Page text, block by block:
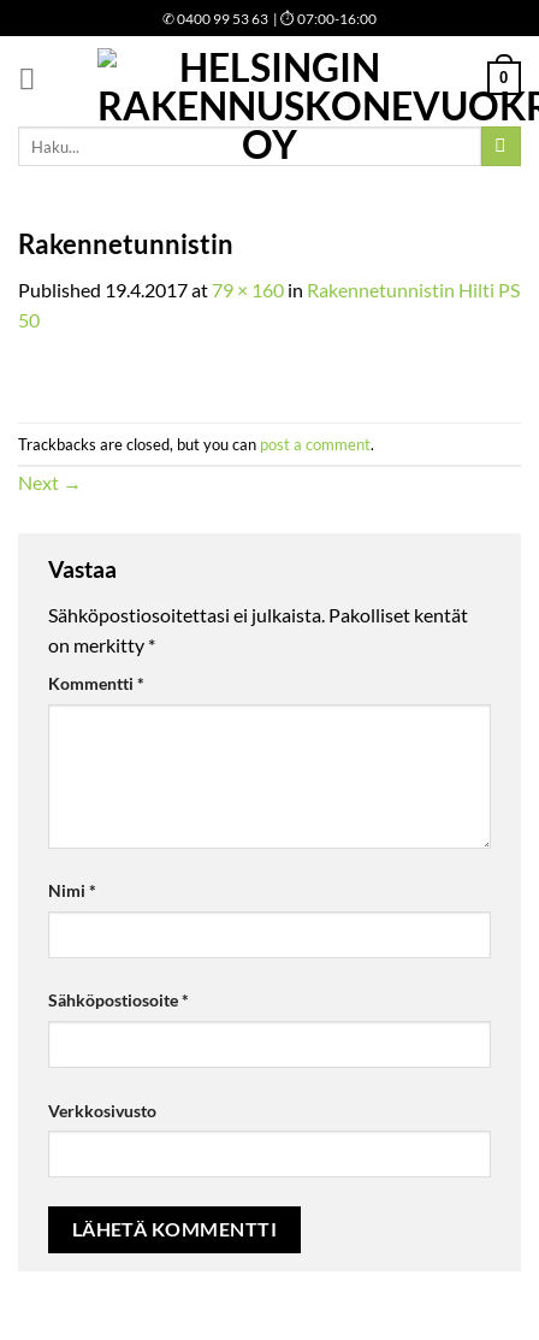
to
content
✆0400 99 53 63 | ⏱ 07:00-16:00
0
Etsi:
Rakennetunnistin
Published 19.4.2017at 79 × 160 in Rakennetunnistin Hilti PS
50
Trackbacks are closed, but you can post a comment.
Next →
Vastaa
Sähköpostiosoitettasi ei julkaista. Pakolliset kentät
on merkitty *
Kommentti *
Nimi *
Sähköpostiosoite*
Verkkosivusto